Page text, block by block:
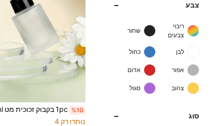
צבע
ריבוי
צבעים
שחור
לבן כחול
אפור אדום
צהוב סגול
סוג
%10
נותרו רק 4